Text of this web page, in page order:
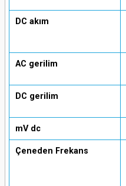
DC akım
AC gerilim
DC gerilim
mV dc
Çeneden Frekans